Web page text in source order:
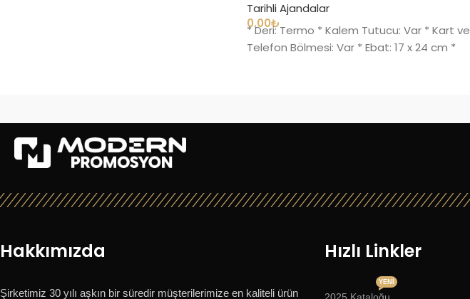
Tarihli Ajandalar
0.00₺
* Deri: Termo * Kalem Tutucu: Var * Kart ve
Telefon Bölmesi: Var * Ebat: 17 x 24 cm *
Hakkımızda Hızlı Linkler
Şirketimiz 30 yılı aşkın bir süredir müşterilerimize en kaliteli ürün
YENI